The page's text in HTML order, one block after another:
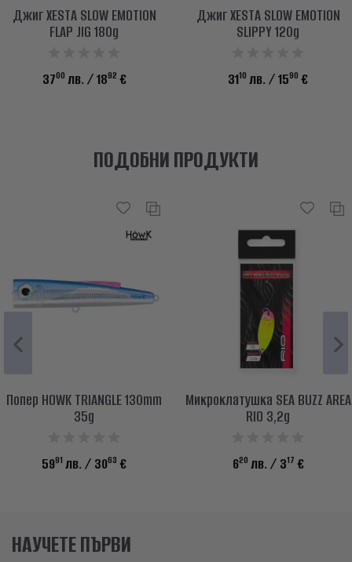
Джиг XESTA SLOW EMOTION
FLAP JIG 180g
3700 лв. / 1892 €
Джиг XESTA SLOW EMOTION
SLIPPY 120g
3110 лв. / 1590 €
ПОДОБНИ ПРОДУКТИ
Попер HOWK TRIANGLE 130mm
35g
5991 лв. / 3063 €
Микроклатушка SEA BUZZ AREA
RIO 3,2g
620 лв. / 317 €
НАУЧЕТЕ ПЪРВИ